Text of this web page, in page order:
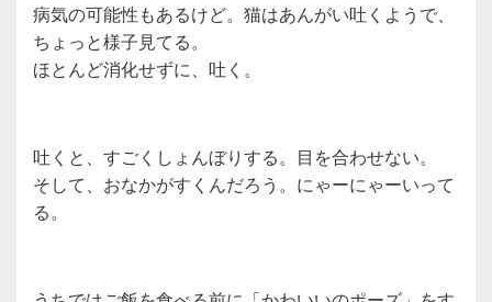
病気の可能性もあるけど。猫はあんがい吐くようで、
ちょっと様子見てる。
ほとんど消化せずに、吐く。
吐くと、すごくしょんぼりする。目を合わせない。
そして、おなかがすくんだろう。にゃーにゃーいって
る。